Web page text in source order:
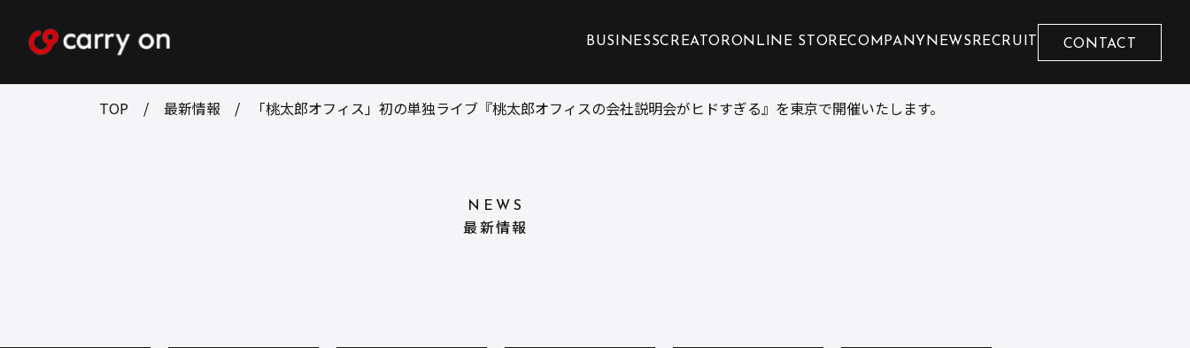
BUSINESSCREATORONLINE STORECOMPANY NEWS RECRUIT CONTACT
TOP 最新情報 「桃太郎オフィス」初の単独ライブ『桃太郎オフィスの会社説明会がヒドすぎる』を東京で開催いたします。
NEWS
最新情報